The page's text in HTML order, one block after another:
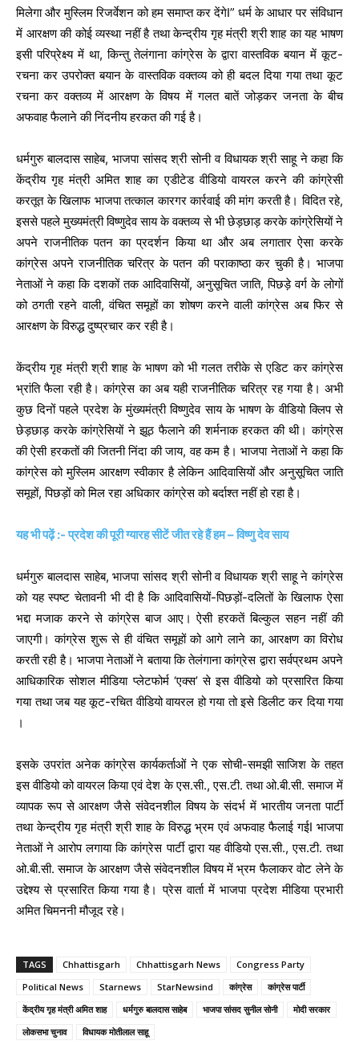
मिलेगा और मुस्लिम रिजर्वेशन को हम समाप्त कर देंगेI” धर्म के आधार पर संविधान
में आरक्षण की कोई व्यस्था नहीं है तथा केन्द्रीय गृह मंत्री श्री शाह का यह भाषण
इसी परिप्रेक्ष्य में था, किन्तु तेलंगाना कांग्रेस के द्वारा वास्तविक बयान में कूट-
रचना कर उपरोक्त बयान के वास्तविक वक्तव्य को ही बदल दिया गया तथा कूट
रचना कर वक्तव्य में आरक्षण के विषय में गलत बातें जोड़कर जनता के बीच
अफवाह फैलाने की निंदनीय हरकत की गई है।
धर्मगुरु बालदास साहेब, भाजपा सांसद श्री सोनी व विधायक श्री साहू ने कहा कि
केंद्रीय गृह मंत्री अमित शाह का एडीटेड वीडियो वायरल करने की कांग्रेसी
करतूत के खिलाफ भाजपा तत्काल कारगर कार्रवाई की मांग करती है। विदित रहे,
इससे पहले मुख्यमंत्री विष्णुदेव साय के वक्तव्य से भी छेड़छाड़ करके कांग्रेसियों ने
अपने राजनीतिक पतन का प्रदर्शन किया था और अब लगातार ऐसा करके
कांग्रेस अपने राजनीतिक चरित्र के पतन की पराकाष्ठा कर चुकी है। भाजपा
नेताओं ने कहा कि दशकों तक आदिवासियों, अनुसूचित जाति, पिछड़े वर्ग के लोगों
को ठगती रहने वाली, वंचित समूहों का शोषण करने वाली कांग्रेस अब फिर से
आरक्षण के विरुद्ध दुष्प्रचार कर रही है।
केंद्रीय गृह मंत्री श्री शाह के भाषण को भी गलत तरीके से एडिट कर कांग्रेस
भ्रांति फैला रही है। कांग्रेस का अब यही राजनीतिक चरित्र रह गया है। अभी
कुछ दिनों पहले प्रदेश के मुंख्यमंत्री विष्णुदेव साय के भाषण के वीडियो क्लिप से
छेड़छाड़ करके कांग्रेसियों ने झूठ फैलाने की शर्मनाक हरकत की थी। कांग्रेस
की ऐसी हरकतों की जितनी निंदा की जाय, वह कम है। भाजपा नेताओं ने कहा कि
कांग्रेस को मुस्लिम आरक्षण स्वीकार है लेकिन आदिवासियों और अनुसूचित जाति
समूहों, पिछड़ों को मिल रहा अधिकार कांग्रेस को बर्दाश्त नहीं हो रहा है।
यह भी पढ़ें :- प्रदेश की पूरी ग्यारह सीटें जीत रहे हैं हम – विष्णु देव साय
धर्मगुरु बालदास साहेब, भाजपा सांसद श्री सोनी व विधायक श्री साहू ने कांग्रेस
को यह स्पष्ट चेतावनी भी दी है कि आदिवासियों-पिछड़ों-दलितों के खिलाफ ऐसा
भद्दा मजाक करने से कांग्रेस बाज आए। ऐसी हरकतें बिल्कुल सहन नहीं की
जाएगी। कांग्रेस शुरू से ही वंचित समूहों को आगे लाने का, आरक्षण का विरोध
करती रही है। भाजपा नेताओं ने बताया कि तेलंगाना कांग्रेस द्वारा सर्वप्रथम अपने
आधिकारिक सोशल मीडिया प्लेटफोर्म ‘एक्स’ से इस वीडियो को प्रसारित किया
गया तथा जब यह कूट-रचित वीडियो वायरल हो गया तो इसे डिलीट कर दिया गया
।
इसके उपरांत अनेक कांग्रेस कार्यकर्ताओं ने एक सोची-समझी साजिश के तहत
इस वीडियो को वायरल किया एवं देश के एस.सी., एस.टी. तथा ओ.बी.सी. समाज में
व्यापक रूप से आरक्षण जैसे संवेदनशील विषय के संदर्भ में भारतीय जनता पार्टी
तथा केन्द्रीय गृह मंत्री श्री शाह के विरुद्ध भ्रम एवं अफवाह फैलाई गईI भाजपा
नेताओं ने आरोप लगाया कि कांग्रेस पार्टी द्वारा यह वीडियो एस.सी., एस.टी. तथा
ओ.बी.सी. समाज के आरक्षण जैसे संवेदनशील विषय में भ्रम फैलाकर वोट लेने के
उद्देश्य से प्रसारित किया गया है। प्रेस वार्ता में भाजपा प्रदेश मीडिया प्रभारी
अमित चिमननी मौजूद रहे।
TAGS Chhattisgarh Chhattisgarh News
Congress Party
Political News
Starnews StarNewsind कांग्रेस
कांग्रेस पार्टी
केंद्रीय गृह मंत्री अमित शाह
धर्मगुरु बालदास साहेब भाजपा सांसद सुनील सोनी
मोदी सरकार
लोकसभा चुनाव
विधायक मोतीलाल साहू